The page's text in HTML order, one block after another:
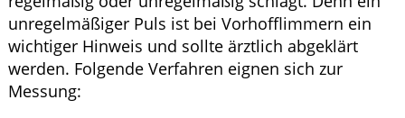
unregelmäßiger Puls ist bei Vorhofflimmern ein
wichtiger Hinweis und sollte ärztlich abgeklärt
werden. Folgende Verfahren eignen sich zur
Messung: